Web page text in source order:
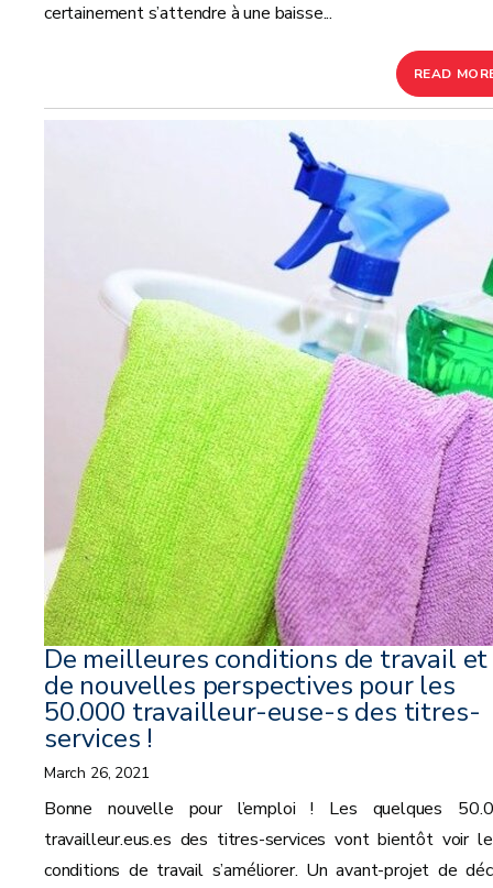
certainement s’attendre à une baisse...
READ
De meilleures conditions de travail et
de nouvelles perspectives pour les
50.000 travailleur-euse-s des titres-
services !
March 26, 2021
Bonne nouvelle pour l’emploi ! Les quelques
travailleur.eus.es des titres-services vont bientôt voir
conditions de travail s’améliorer. Un avant-projet de